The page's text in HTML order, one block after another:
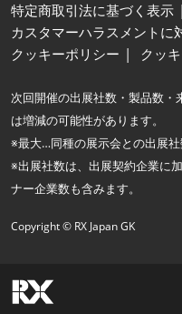
特定商取引法に基づく表示
カスタマーハラスメントに
クッキーポリシー
クッ
次回開催の出展社数・製品数
は増減の可能性があります。
※最大…同種の展示会との出展社
※出展社数は、出展契約企業に
ナー企業数も含みます。
Copyright © RX Japan GK